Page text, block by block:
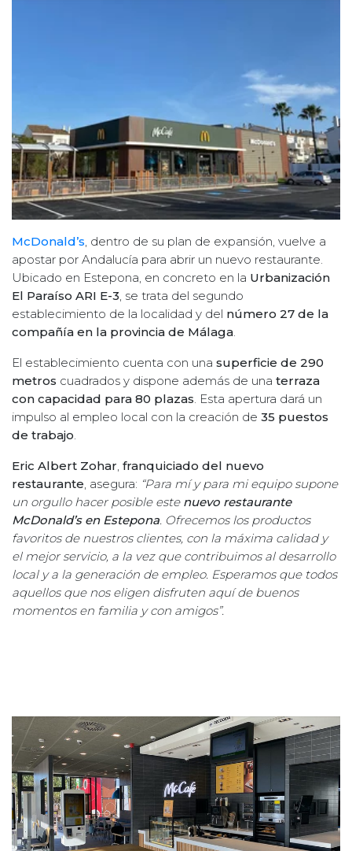
McDonald’s, dentro de su plan de expansión, vuelve a
apostar por Andalucía para abrir un nuevo restaurante.
Ubicado en Estepona, en concreto en la Urbanización
El Paraíso ARI E-3, se trata del segundo
establecimiento de la localidad y del número 27 de la
compañía en la provincia de Málaga.
El establecimiento cuenta con una superficie de 290
metros cuadrados y dispone además de una terraza
con capacidad para 80 plazas. Esta apertura dará un
impulso al empleo local con la creación de 35 puestos
de trabajo.
Eric Albert Zohar, franquiciado del nuevo
restaurante, asegura: “Para mí y para mi equipo supone
un orgullo hacer posible este nuevo restaurante
McDonald’s en Estepona. Ofrecemos los productos
favoritos de nuestros clientes, con la máxima calidad y
el mejor servicio, a la vez que contribuimos al desarrollo
local y a la generación de empleo. Esperamos que todos
aquellos que nos eligen disfruten aquí de buenos
momentos en familia y con amigos”.